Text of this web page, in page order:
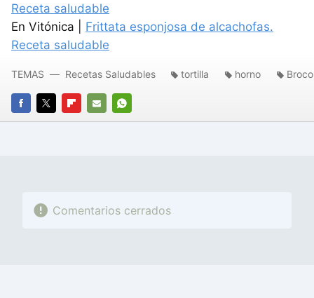
Receta saludable
En Vitónica | Frittata esponjosa de alcachofas.
Receta saludable
FACEBOOK
TWITTERFLIPBOARD
E-
WHATSAPP
TEMAS Recetas Saludables tortilla horno
Comentarios cerrados